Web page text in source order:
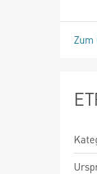
seit
Zum